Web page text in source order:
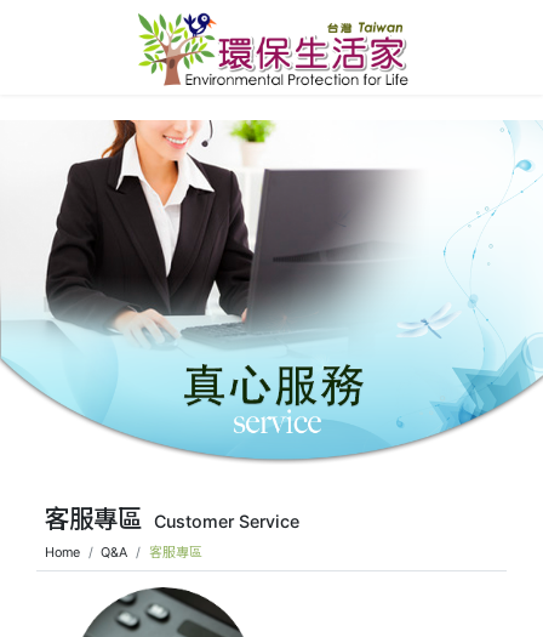
客服專區 Customer Service
Home Q&A 客服專區